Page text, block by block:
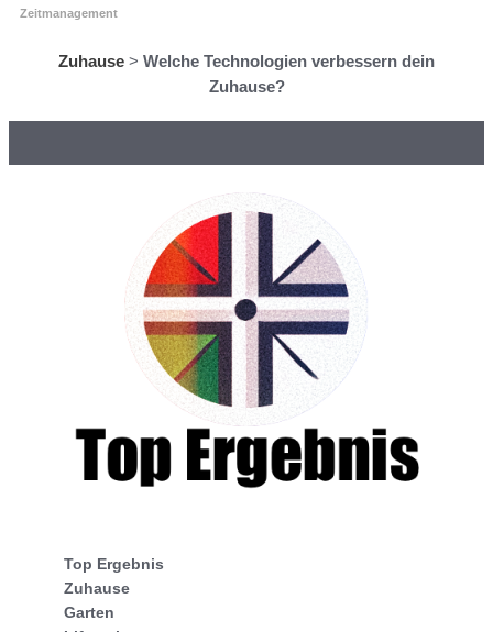
Zeitmanagement
Zuhause > Welche Technologien verbessern dein
Zuhause?
Top Ergebnis
Zuhause
Garten